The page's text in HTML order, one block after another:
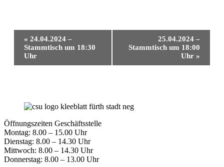
Veranstaltung-
Navigation
« 24.04.2024 –
Stammtisch um 18:30
Uhr
25.04.2024 –
Stammtisch um 18:00
Uhr »
Öffnungszeiten Geschäftsstelle
Montag: 8.00 – 15.00 Uhr
Dienstag: 8.00 – 14.30 Uhr
Mittwoch: 8.00 – 14.30 Uhr
Donnerstag: 8.00 – 13.00 Uhr